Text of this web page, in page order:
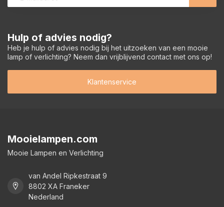
Hulp of advies nodig?
Heb je hulp of advies nodig bij het uitzoeken van een mooie
lamp of verlichting? Neem dan vrijblijvend contact met ons op!
Klantenservice
Mooielampen.com
Mooie Lampen en Verlichting
van Andel Ripkestraat 9
8802 XA Franeker
Nederland